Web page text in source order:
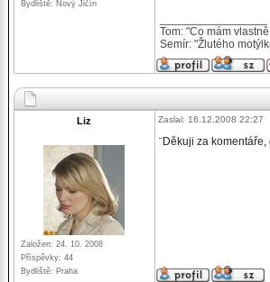
Bydliště: Nový Jičín
Tom: "Co mám
Semír: "Žlutého
Liz
Založen: 24. 10. 2008
Příspěvky: 44
Bydliště: Praha
Zaslal: 16.12.2008 22:27
¨Děkuji za